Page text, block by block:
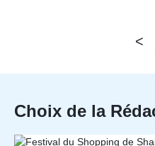
<
Choix de la